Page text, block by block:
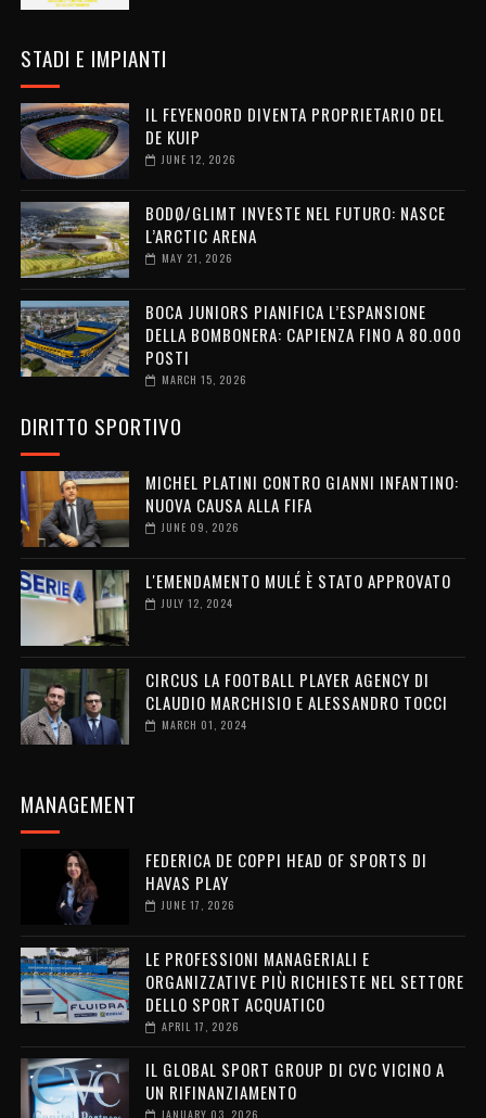
STADI E IMPIANTI
IL FEYENOORD DIVENTA PROPRIETARIO DEL
DE KUIP
JUNE 12, 2026
BODØ/GLIMT INVESTE NEL FUTURO: NASCE
L’ARCTIC ARENA
MAY 21, 2026
BOCA JUNIORS PIANIFICA L’ESPANSIONE
DELLA BOMBONERA: CAPIENZA FINO A 80.000
POSTI
MARCH 15, 2026
DIRITTO SPORTIVO
MICHEL PLATINI CONTRO GIANNI INFANTINO:
NUOVA CAUSA ALLA FIFA
JUNE 09, 2026
L'EMENDAMENTO MULÉ È STATO APPROVATO
JULY 12, 2024
CIRCUS LA FOOTBALL PLAYER AGENCY DI
CLAUDIO MARCHISIO E ALESSANDRO TOCCI
MARCH 01, 2024
MANAGEMENT
FEDERICA DE COPPI HEAD OF SPORTS DI
HAVAS PLAY
JUNE 17, 2026
LE PROFESSIONI MANAGERIALI E
ORGANIZZATIVE PIÙ RICHIESTE NEL SETTORE
DELLO SPORT ACQUATICO
APRIL 17, 2026
IL GLOBAL SPORT GROUP DI CVC VICINO A
UN RIFINANZIAMENTO
JANUARY 03, 2026